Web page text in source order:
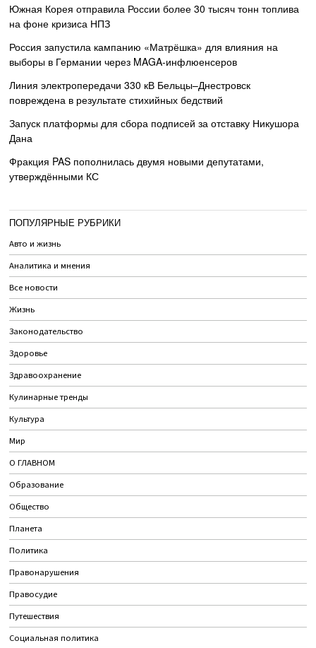
Южная Корея отправила России более 30 тысяч тонн топлива
на фоне кризиса НПЗ
Россия запустила кампанию «Матрёшка» для влияния на
выборы в Германии через MAGA-инфлюенсеров
Линия электропередачи 330 кВ Бельцы–Днестровск
повреждена в результате стихийных бедствий
Запуск платформы для сбора подписей за отставку Никушора
Дана
Фракция PAS пополнилась двумя новыми депутатами,
утверждёнными КС
ПОПУЛЯРНЫЕ РУБРИКИ
Авто и жизнь
Аналитика и мнения
Все новости
Жизнь
Законодательство
Здоровье
Здравоохранение
Кулинарные тренды
Культура
Мир
О ГЛАВНОМ
Образование
Общество
Планета
Политика
Правонарушения
Правосудие
Путешествия
Социальная политика